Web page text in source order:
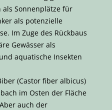
Sonnenplätze für
als potenzielle
Im Zuge des Rückbaus
Gewässer als
aquatische Insekten
(Castor fiber albicus)
im Osten der Fläche
auch der